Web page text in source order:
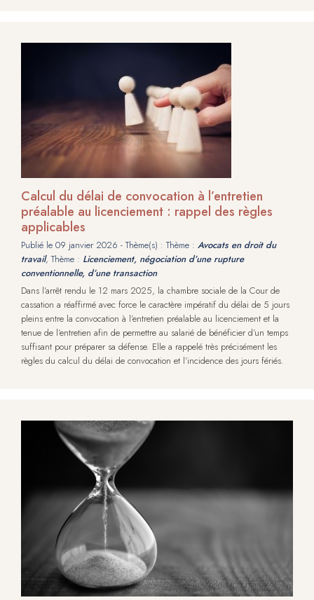
Calcul du délai de convocation à l’entretien
préalable au licenciement : rappel des règles
applicables
Publié le 09 janvier 2026 - Thème(s) : Thème : Avocats en droit du
travail, Thème : Licenciement, négociation d’une rupture
conventionnelle, d’une transaction
Dans l’arrêt rendu le 12 mars 2025, la chambre sociale de la Cour de
cassation a réaffirmé avec force le caractère impératif du délai de 5 jours
pleins entre la convocation à l’entretien préalable au licenciement et la
tenue de l’entretien afin de permettre au salarié de bénéficier d’un temps
suffisant pour préparer sa défense. Elle a rappelé très précisément les
règles du calcul du délai de convocation et l’incidence des jours fériés.